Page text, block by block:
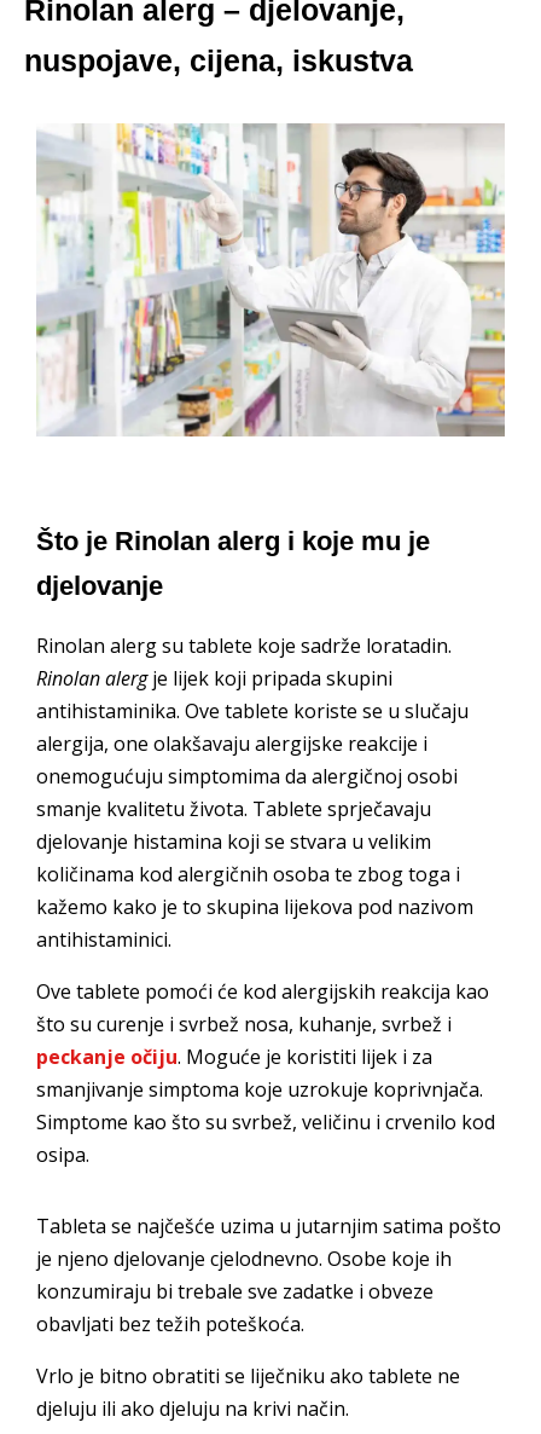
Rinolan alerg – djelovanje,
nuspojave, cijena, iskustva
Što je Rinolan alerg i koje mu je
djelovanje
Rinolan alerg su tablete koje sadrže loratadin.
Rinolan alergje lijek koji pripada skupini
antihistaminika. Ove tablete koriste se u slučaju
alergija, one olakšavaju alergijske reakcije i
onemogućuju simptomima da alergičnoj osobi
smanje kvalitetu života. Tablete sprječavaju
djelovanje histamina koji se stvara u velikim
količinama kod alergičnih osoba te zbog toga i
kažemo kako je to skupina lijekova pod nazivom
antihistaminici.
Ove tablete pomoći će kod alergijskih reakcija kao
što su curenje i svrbež nosa, kuhanje, svrbež i
peckanje očiju. Moguće je koristiti lijek i za
smanjivanje simptoma koje uzrokuje koprivnjača.
Simptome kao što su svrbež, veličinu i crvenilo kod
osipa.
Tableta se najčešće uzima u jutarnjim satima pošto
je njeno djelovanje cjelodnevno. Osobe koje ih
konzumiraju bi trebale sve zadatke i obveze
obavljati bez težih poteškoća.
Vrlo je bitno obratiti se liječniku ako tablete ne
djeluju ili ako djeluju na krivi način.